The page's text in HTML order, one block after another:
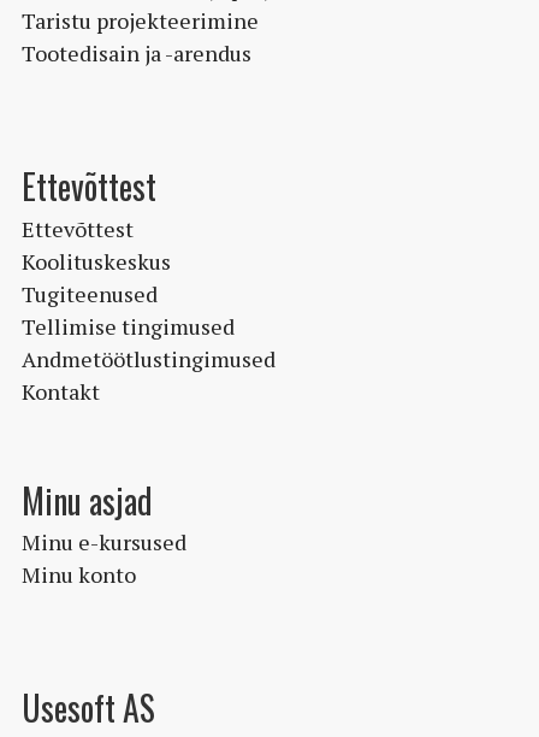
Taristu projekteerimine
Tootedisain ja -arendus
Ettevõttest
Ettevõttest
Koolituskeskus
Tugiteenused
Tellimise tingimused
Andmetöötlustingimused
Kontakt
Minu asjad
Minu e-kursused
Minu konto
Usesoft AS